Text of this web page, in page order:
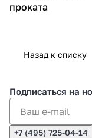
проката
Назад к списку
Подписаться на
+7 (495) 725-04-14